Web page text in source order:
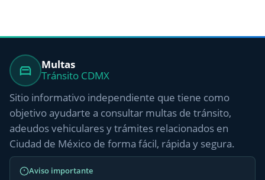
Multas
Tránsito CDMX
Sitio informativo independiente que tiene como
objetivo ayudarte a consultar multas de tránsito,
adeudos vehiculares y trámites relacionados en
Ciudad de México de forma fácil, rápida y segura.
Aviso importante